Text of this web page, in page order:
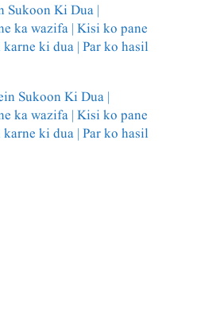
Sukoon Ki Dua |
ka wazifa | Kisi ko pane
ki dua | Par ko hasil
Sukoon Ki Dua |
ka wazifa | Kisi ko pane
ki dua | Par ko hasil